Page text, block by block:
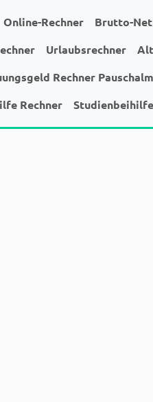
Online-Rechner
Brutto-
Urlaubsrechner
Rechner
Rechner